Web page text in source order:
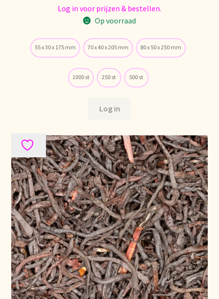
Verzenden en bezorgen
Voedselveiligheid
Welcome to our Tea Wholesale business!
Willkommen in unserem Teegroßhandel!
Winkelwagen
Log in voor prijzen & bestellen.
Op voorraad
55 x 30 x 175 mm 70 x 40 x 205 mm 80 x 50 x 250 mm
1000 st 250 st 500 st
Log in